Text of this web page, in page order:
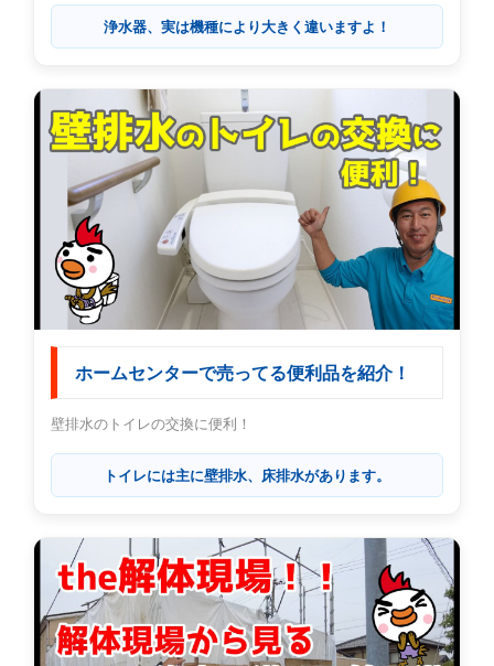
浄水器、実は機種により大きく違いますよ！
ホームセンターで売ってる便利品を紹介！
壁排水のトイレの交換に便利！
トイレには主に壁排水、床排水があります。